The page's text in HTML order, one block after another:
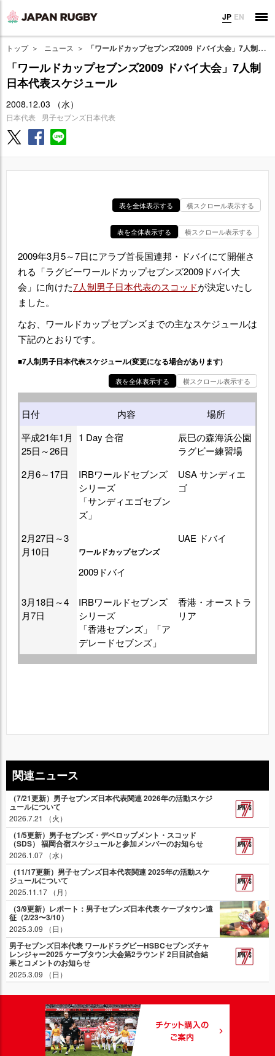
JP EN
トップ ニュース 「ワールドカップセブンズ2009 ドバイ大会」7人制日本代表スケジュール
「ワールドカップセブンズ2009 ドバイ大会」7人制
日本代表スケジュール
2008.12.03 （水）
日本代表 男子セブンズ日本代表
表を全体表示する 横スクロール表示する
表を全体表示する 横スクロール表示する
2009年3月5～7日にアラブ首長国連邦・ドバイにて開催さ
れる「ラグビーワールドカップセブンズ2009ドバイ大
会」に向けた7人制男子日本代表のスコッドが決定いたし
ました。
なお、ワールドカップセブンズまでの主なスケジュールは
下記のとおりです。
■7人制男子日本代表スケジュール(変更になる場合があります)
表を全体表示する 横スクロール表示する
日付 内容
場所
平成21年1月
25日～26日
1 Day 合宿
辰巳の森海浜公園
ラグビー練習場
2月6～17日
IRBワールドセブンズ
シリーズ
「サンディエゴセブン
ズ」
USA サンディエ
ゴ
2月27日～3
月10日
ワールドカップセブンズ
2009ドバイ
UAE ドバイ
3月18日～4
月7日
IRBワールドセブンズ
シリーズ
「香港セブンズ」「ア
デレードセブンズ」
香港・オーストラ
リア
関連ニュース
（7/21更新）男子セブンズ日本代表関連 2026年の活動スケジ
ュールについて
2026.7.21 （火）
（1/5更新）男子セブンズ・デベロップメント・スコッド
（SDS） 福岡合宿スケジュールと参加メンバーのお知らせ
2026.1.07 （水）
（11/17更新）男子セブンズ日本代表関連 2025年の活動スケ
ジュールについて
2025.11.17 （月）
（3/9更新）レポート：男子セブンズ日本代表 ケープタウン遠
征（2/23〜3/10）
2025.3.09 （日）
男子セブンズ日本代表 ワールドラグビーHSBCセブンズチャ
レンジャー2025 ケープタウン大会第2ラウンド 2日目試合結
果とコメントのお知らせ
2025.3.09 （日）